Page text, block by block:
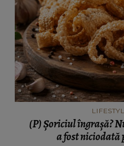
(P) Șoriciul îngrașă?
a fost niciodată